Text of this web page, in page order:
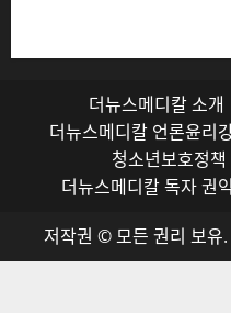
더뉴스메디칼 소개
더뉴스메디칼 언론윤리
청소년보호정책
더뉴스메디칼 독자 권
저작권 © 모든 권리 보유.